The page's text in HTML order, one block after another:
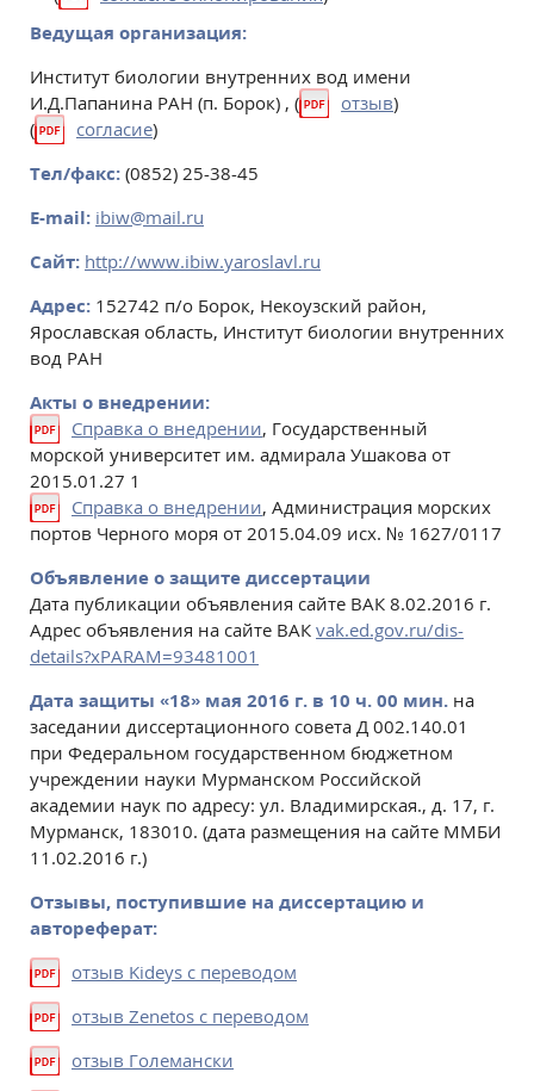
Ведущая организация:
Институт биологии внутренних вод имени
И.Д.Папанина РАН (п. Борок) , (
отзыв)
(
согласие)
Тел/факс: (0852) 25-38-45
E-mail: ibiw@mail.ru
Сайт: http://www.ibiw.yaroslavl.ru
Адрес: 152742 п/о Борок, Некоузский район,
Ярославская область, Институт биологии внутренних
вод РАН
Акты о внедрении:
Справка о внедрении, Государственный
морской университет им. адмирала Ушакова от
2015.01.27 1
Справка о внедрении, Администрация морских
портов Черного моря от 2015.04.09 исх. № 1627/0117
Объявление о защите диссертации
Дата публикации объявления сайте ВАК 8.02.2016 г.
Адрес объявления на сайте ВАК vak.ed.gov.ru/dis-
details?xPARAM=93481001
Дата защиты «18» мая 2016 г. в 10 ч. 00 мин. на
заседании диссертационного совета Д 002.140.01
при Федеральном государственном бюджетном
учреждении науки Мурманском Российской
академии наук по адресу: ул. Владимирская., д. 17, г.
Мурманск, 183010. (дата размещения на сайте ММБИ
11.02.2016 г.)
Отзывы, поступившие на диссертацию и
автореферат:
отзыв Kideys c переводом
отзыв Zenetos с переводом
отзыв Големански